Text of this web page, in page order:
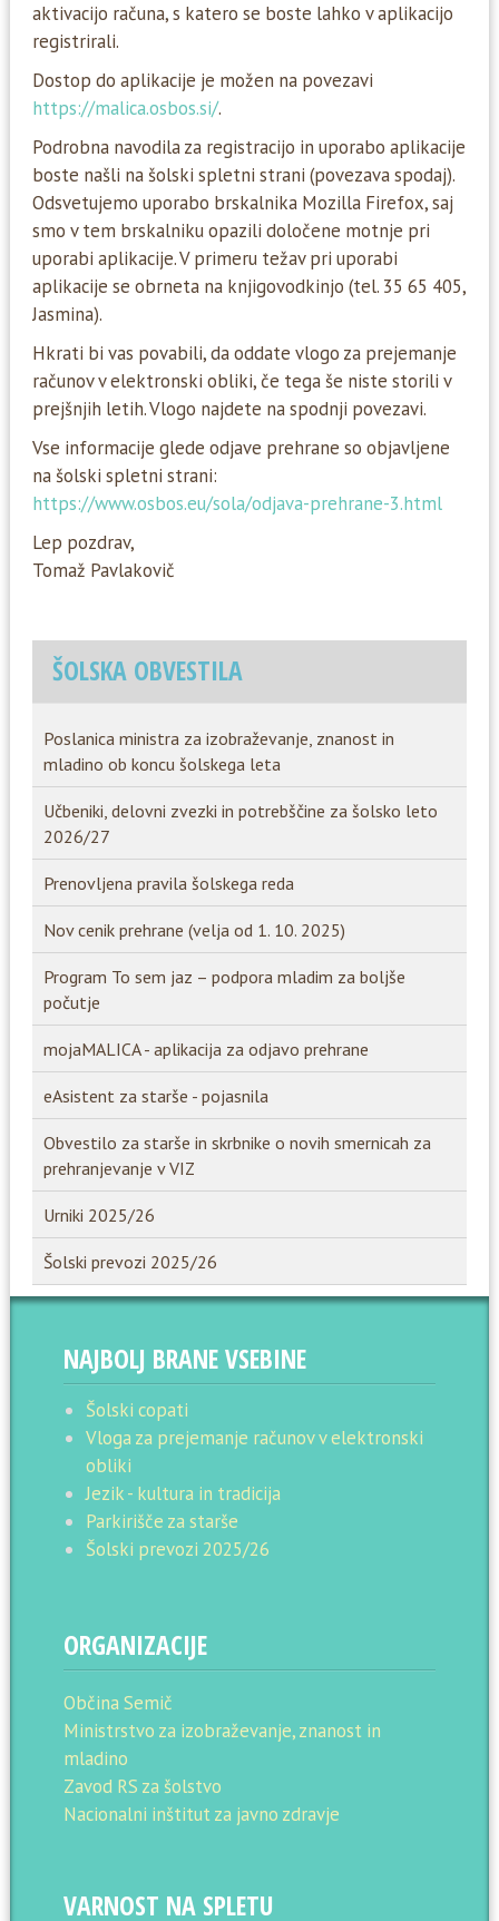
aktivacijo računa, s katero se boste lahko v aplikacijo
registrirali.
Dostop do aplikacije je možen na povezavi
https://malica.osbos.si/.
Podrobna navodila za registracijo in uporabo aplikacije
boste našli na šolski spletni strani (povezava spodaj).
Odsvetujemo uporabo brskalnika Mozilla Firefox, saj
smo v tem brskalniku opazili določene motnje pri
uporabi aplikacije. V primeru težav pri uporabi
aplikacije se obrneta na knjigovodkinjo (tel. 35 65 405,
Jasmina).
Hkrati bi vas povabili, da oddate vlogo za prejemanje
računov v elektronski obliki, če tega še niste storili v
prejšnjih letih. Vlogo najdete na spodnji povezavi.
Vse informacije glede odjave prehrane so objavljene
na šolski spletni strani:
https://www.osbos.eu/sola/odjava-prehrane-3.html
Lep pozdrav,
Tomaž Pavlakovič
ŠOLSKA OBVESTILA
Poslanica ministra za izobraževanje, znanost in
mladino ob koncu šolskega leta
Učbeniki, delovni zvezki in potrebščine za šolsko leto
2026/27
Prenovljena pravila šolskega reda
Nov cenik prehrane (velja od 1. 10. 2025)
Program To sem jaz – podpora mladim za boljše
počutje
mojaMALICA - aplikacija za odjavo prehrane
eAsistent za starše - pojasnila
Obvestilo za starše in skrbnike o novih smernicah za
prehranjevanje v VIZ
Urniki 2025/26
Šolski prevozi 2025/26
NAJBOLJ BRANE VSEBINE
Šolski copati
Vloga za prejemanje računov v elektronski
obliki
Jezik - kultura in tradicija
Parkirišče za starše
Šolski prevozi 2025/26
ORGANIZACIJE
Občina Semič
Ministrstvo za izobraževanje, znanost in
mladino
Zavod RS za šolstvo
Nacionalni inštitut za javno zdravje
VARNOST NA SPLETU